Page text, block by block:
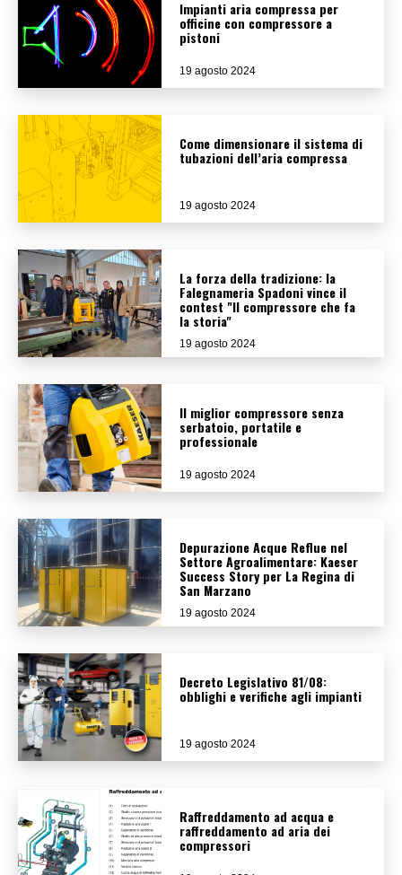
Impianti aria compressa per
officine con compressore a
pistoni
19 agosto 2024
Come dimensionare il sistema di
tubazioni dell’aria compressa
19 agosto 2024
La forza della tradizione: la
Falegnameria Spadoni vince il
contest "Il compressore che fa
la storia"
19 agosto 2024
Il miglior compressore senza
serbatoio, portatile e
professionale
19 agosto 2024
Depurazione Acque Reflue nel
Settore Agroalimentare: Kaeser
Success Story per La Regina di
San Marzano
19 agosto 2024
Decreto Legislativo 81/08:
obblighi e verifiche agli impianti
19 agosto 2024
Raffreddamento ad acqua e
raffreddamento ad aria dei
compressori